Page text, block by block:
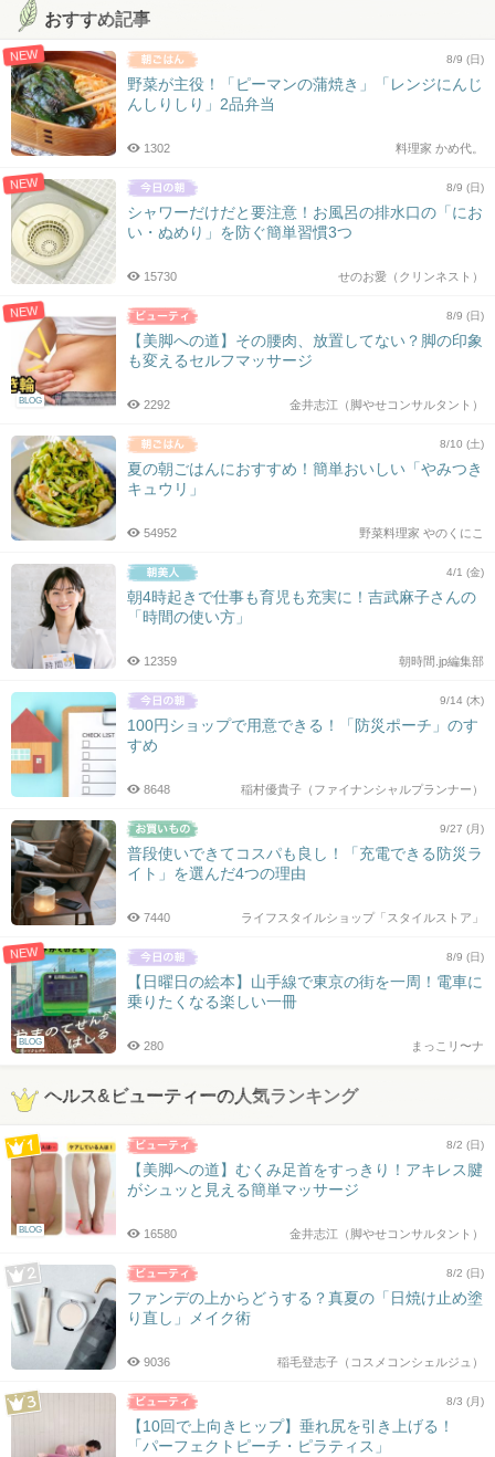
おすすめ記事
NEW 8/9 (日)
野菜が主役！「ピーマンの蒲焼き」「レンジにんじ
んしりしり」2品弁当
料理家 かめ代。
1302
NEW 8/9 (日)
シャワーだけだと要注意！お風呂の排水口の「にお
い・ぬめり」を防ぐ簡単習慣3つ
せのお愛（クリンネスト）
15730
NEW
BLOG
8/9 (日)
【美脚への道】その腰肉、放置してない？脚の印象
も変えるセルフマッサージ
金井志江（脚やせコンサルタント）
2292
8/10 (土)
夏の朝ごはんにおすすめ！簡単おいしい「やみつき
キュウリ」
野菜料理家 やのくにこ
54952
4/1 (金)
朝4時起きで仕事も育児も充実に！吉武麻子さんの
「時間の使い方」
朝時間.jp編集部
12359
9/14 (木)
100円ショップで用意できる！「防災ポーチ」のす
すめ
稲村優貴子（ファイナンシャルプランナー）
8648
9/27 (月)
普段使いできてコスパも良し！「充電できる防災ラ
イト」を選んだ4つの理由
ライフスタイルショップ「スタイルストア」
7440
NEW
BLOG
8/9 (日)
【日曜日の絵本】山手線で東京の街を一周！電車に
乗りたくなる楽しい一冊
まっこリ〜ナ
280
ヘルス&ビューティーの人気ランキング
BLOG
8/2 (日)
【美脚への道】むくみ足首をすっきり！アキレス腱
がシュッと見える簡単マッサージ
金井志江（脚やせコンサルタント）
16580
8/2 (日)
ファンデの上からどうする？真夏の「日焼け止め塗
り直し」メイク術
稲毛登志子（コスメコンシェルジュ）
9036
8/3 (月)
【10回で上向きヒップ】垂れ尻を引き上げる！
「パーフェクトピーチ・ピラティス」